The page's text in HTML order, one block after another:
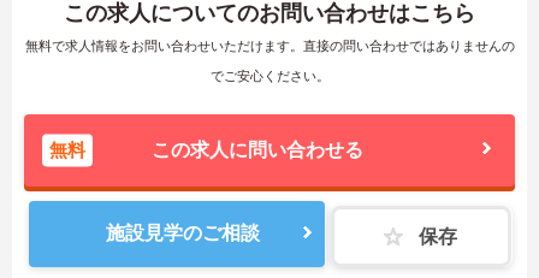
この求人についてのお問い合わせはこちら
無料で求人情報をお問い合わせいただけます。直接の問い合わせではありませんの
でご安心ください。
無料 この求人に問い合わせる
施設見学のご相談 保存